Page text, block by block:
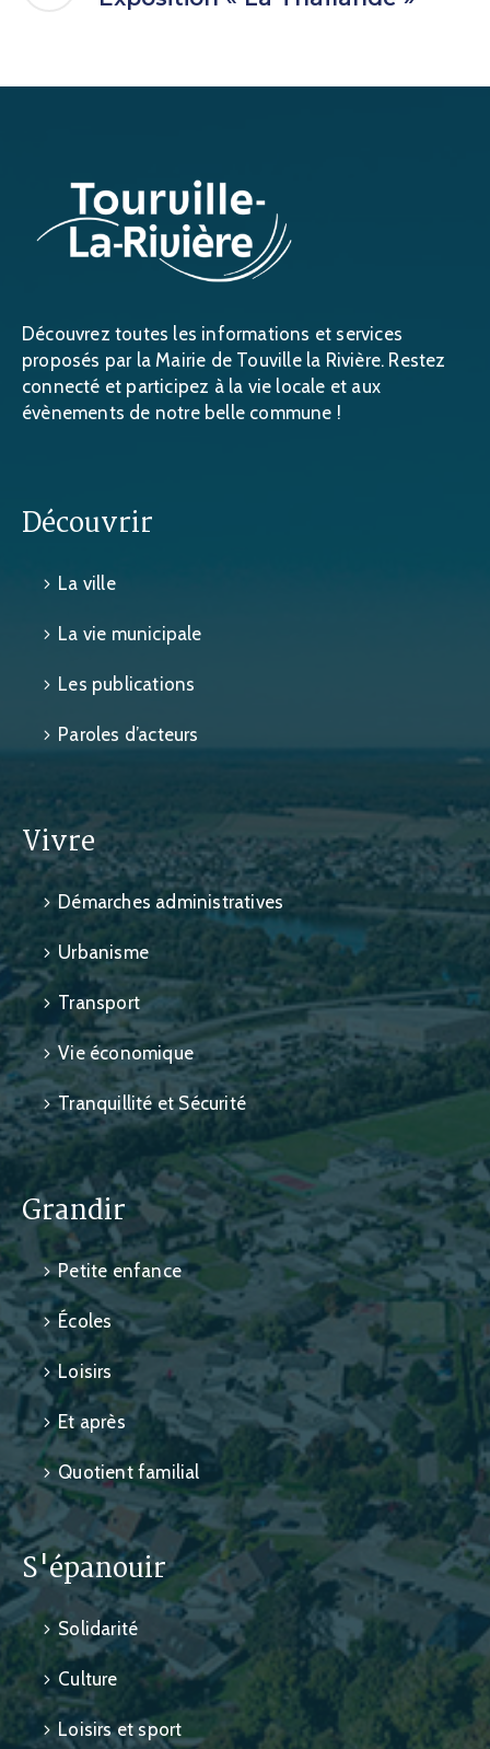
Découvrez toutes les informations et services
proposés par la Mairie de Touville la Rivière. Restez
connecté et participez à la vie locale et aux
évènements de notre belle commune !
Découvrir
La ville
La vie municipale
Les publications
Paroles d’acteurs
Vivre
Démarches administratives
Urbanisme
Transport
Vie économique
Tranquillité et Sécurité
Grandir
Petite enfance
Écoles
Loisirs
Et après
Quotient familial
S'épanouir
Solidarité
Culture
Loisirs et sport